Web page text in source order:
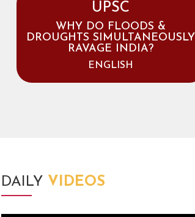
UPSC
WHY DO FLOODS &
DROUGHTS SIMULTANEOUSLY
RAVAGE INDIA?
ENGLISH
DAILY VIDEOS